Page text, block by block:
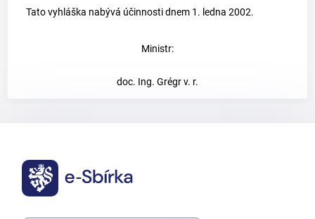
Tato vyhláška nabývá účinnosti dnem 1. ledna 2002.
Ministr:
doc. Ing. Grégr v. r.